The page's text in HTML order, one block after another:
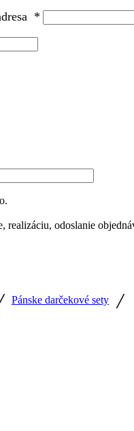
*
realizáciu, odoslanie
Pánske darčekové sety /